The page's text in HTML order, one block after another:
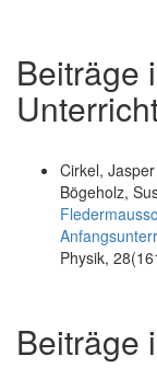
Beiträge
Cirkel,
Bögeholz,
Physik,
Beiträge